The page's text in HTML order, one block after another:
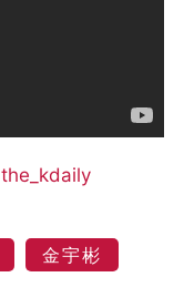
the_kdaily
金宇彬